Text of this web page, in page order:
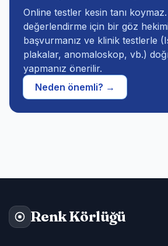
Online testler kesin tanı
değerlendirme için bir göz
başvurmanız ve klinik testlerle
plakalar, anomaloskop, vb.)
yapmanız önerilir.
Neden önemli? →
Renk Körlüğü